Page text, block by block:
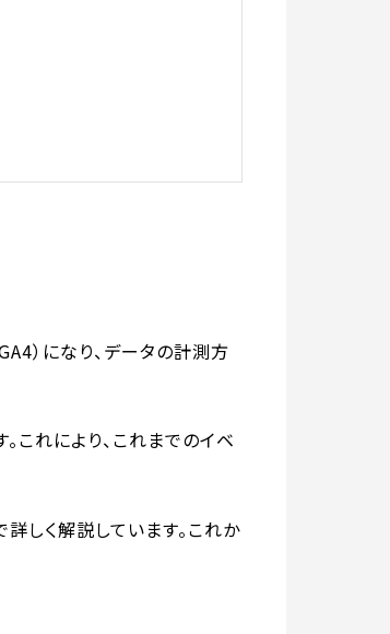
）になり、データの計測方
これにより、これまでのイベ
しく解説しています。これか